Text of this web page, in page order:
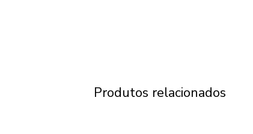
Produtos relacionados